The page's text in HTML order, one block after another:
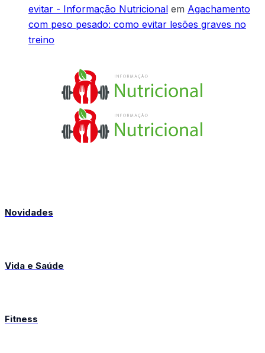
evitar - Informação Nutricional em Agachamento
com peso pesado: como evitar lesões graves no
treino
Novidades
Vida e Saúde
Fitness